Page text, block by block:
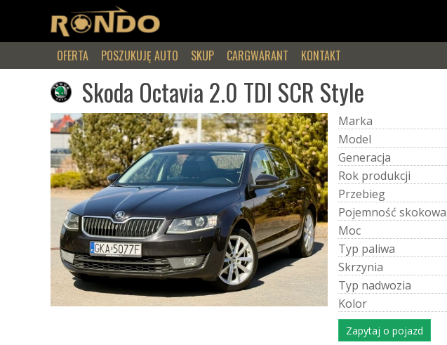
OFERTA POSZUKUJĘ AUTO SKUP CARGWARANT KONTAKT
Skoda Octavia 2.0 TDI SCR Style
Marka
Model
Generacja
Rok produkcji
Przebieg
Pojemność skokowa
Moc
Typ paliwa
Skrzynia
Typ nadwozia
Kolor
Zapytaj o pojazd